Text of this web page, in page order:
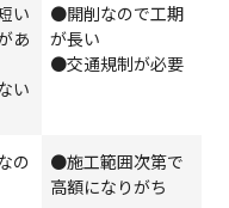
い
あ
い
●開削なので工期
が長い
●交通規制が必要
の
●施工範囲次第で
高額になりがち